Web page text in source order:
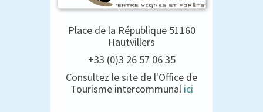
Place de la République 51160
Hautvillers
+33 (0)3 26 57 06 35
Consultez le site de l'Office de
Tourisme intercommunal ici